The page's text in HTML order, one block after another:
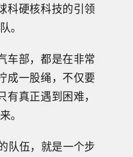
科硬核科技的引领
。
车部，都是在非常
成一股绳，不仅要
真正遇到困难，
。
队伍，就是一个步